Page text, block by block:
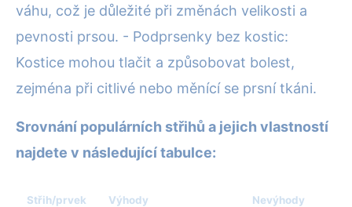
váhu, což je důležité při změnách velikosti a
pevnosti prsou. - Podprsenky bez kostic:
Kostice mohou tlačit a způsobovat bolest,
zejména při citlivé nebo měnící se prsní tkáni.
Srovnání populárních střihů a jejich vlastností
najdete v následující tabulce:
Střih/prvek Výhody Nevýhody